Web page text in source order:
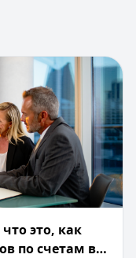
счет – что
это, как
по счетам в